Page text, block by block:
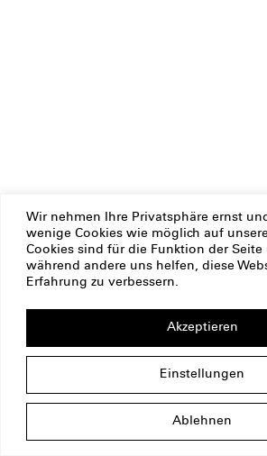
Wir nehmen Ihre Privatsphäre ernst
wenige Cookies wie möglich auf
Cookies sind für die Funktion der Seite
während andere uns helfen, diese
Erfahrung zu verbessern.
Einstellungen
Ablehnen
Akzeptieren